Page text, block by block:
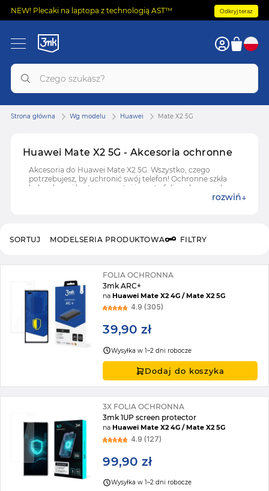
NEW! Plecaki na laptopa z technologią AST™ Odkryj teraz
Huawei Mate X2 5G - Akcesoria ochronne
Akcesoria do Huawei Mate X2 5G. Wszystko, czego
potrzebujesz, by uchronić swój telefon! Ochronne szkła
hybrydowe i hartowane, etui i case'y, folie ochronne do
rozwiń
Strona główna Wg modelu Huawei Mate X2 5G
MODELSERIA PRODUKTOWA FILTRY
SORTUJ
FOLIA OCHRONNA
3mk ARC+
naHuawei Mate X2 4G / Mate X2 5G
4.9 (305)
39,90 zł
Wysyłka w 1–2 dni robocze
Dodaj do koszyka
3X FOLIA OCHRONNA
3mk 1UP screen protector
naHuawei Mate X2 4G / Mate X2 5G
4.9 (127)
99,90 zł
Wysyłka w 1–2 dni robocze